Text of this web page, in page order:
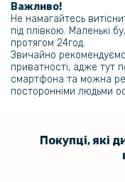
Протиударна
Transparent
Важливо!
Не намагайтесь
під плівкою. Маленькі
протягом 24год.
Звичайно
приватності, адже тут
смартфона та можна
посторонніми людьми
Покупці, які